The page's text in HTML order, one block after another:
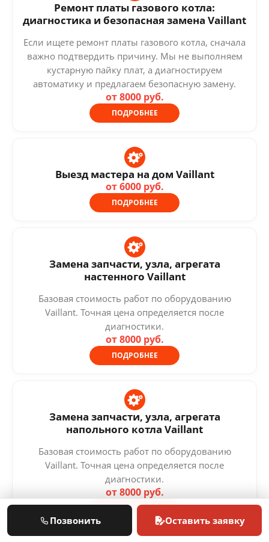
Ремонт платы газового котла:
диагностика и безопасная замена Vaillant
Если ищете ремонт платы газового котла, сначала
важно подтвердить причину. Мы не выполняем
кустарную пайку плат, а диагностируем
автоматику и предлагаем безопасную замену.
от 8000 руб.
ПОДРОБНЕЕ
Выезд мастера на дом Vaillant
от 6000 руб.
ПОДРОБНЕЕ
Замена запчасти, узла, агрегата
настенного Vaillant
Базовая стоимость работ по оборудованию
Vaillant. Точная цена определяется после
диагностики.
от 8000 руб.
ПОДРОБНЕЕ
Замена запчасти, узла, агрегата
напольного котла Vaillant
Базовая стоимость работ по оборудованию
Vaillant. Точная цена определяется после
диагностики.
от 8000 руб.
ПОДРОБНЕЕ
Позвонить Оставить заявку